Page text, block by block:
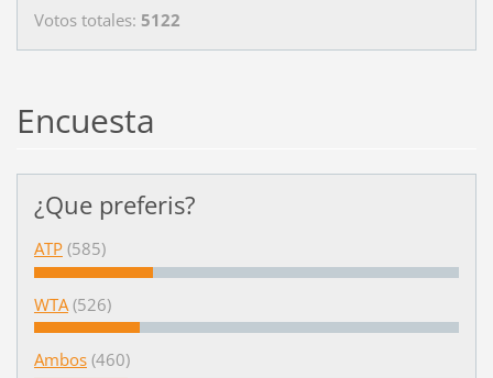
Votos totales: 5122
Encuesta
¿Que preferis?
ATP (585)
WTA (526)
Ambos (460)